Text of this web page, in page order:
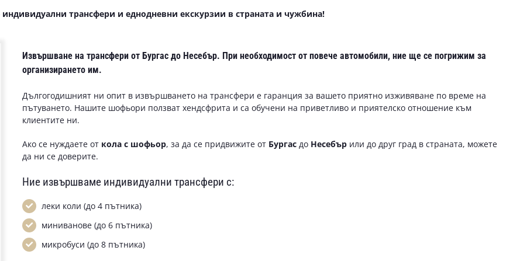
трансфери и еднодневни екскурзии в страната и чужбина!
Извършване на трансфери от Бургас до Несебър. При необходимост от повече автомобили, ние ще се погрижим за
организирането им.
Дългогодишният ни опит в извършването на трансфери е гаранция за вашето приятно изживяване по време на
пътуването. Нашите шофьори ползват хендсфрита и са обучени на приветливо и приятелско отношение към
клиентите ни.
Ако се нуждаете от кола с шофьор, за да се придвижите от Бургасдо Несебърили до друг град в страната, можете
да ни се доверите.
Ние извършваме индивидуални трансфери с:
леки коли (до 4 пътника)
миниванове (до 6 пътника)
микробуси (до 8 пътника)